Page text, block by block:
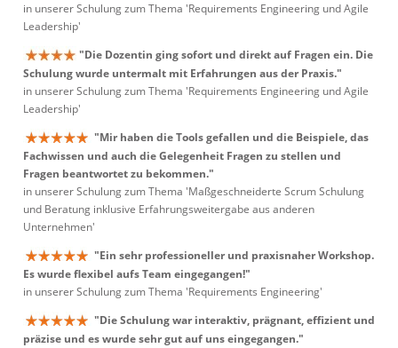
in unserer Schulung zum Thema 'Requirements Engineering und Agile
Leadership'
"Die Dozentin ging sofort und direkt auf Fragen ein. Die
Schulung wurde untermalt mit Erfahrungen aus der Praxis."
in unserer Schulung zum Thema 'Requirements Engineering und Agile
Leadership'
"Mir haben die Tools gefallen und die Beispiele, das
Fachwissen und auch die Gelegenheit Fragen zu stellen und
Fragen beantwortet zu bekommen."
in unserer Schulung zum Thema 'Maßgeschneiderte Scrum Schulung
und Beratung inklusive Erfahrungsweitergabe aus anderen
Unternehmen'
"Ein sehr professioneller und praxisnaher Workshop.
Es wurde flexibel aufs Team eingegangen!"
in unserer Schulung zum Thema 'Requirements Engineering'
"Die Schulung war interaktiv, prägnant, effizient und
präzise und es wurde sehr gut auf uns eingegangen."